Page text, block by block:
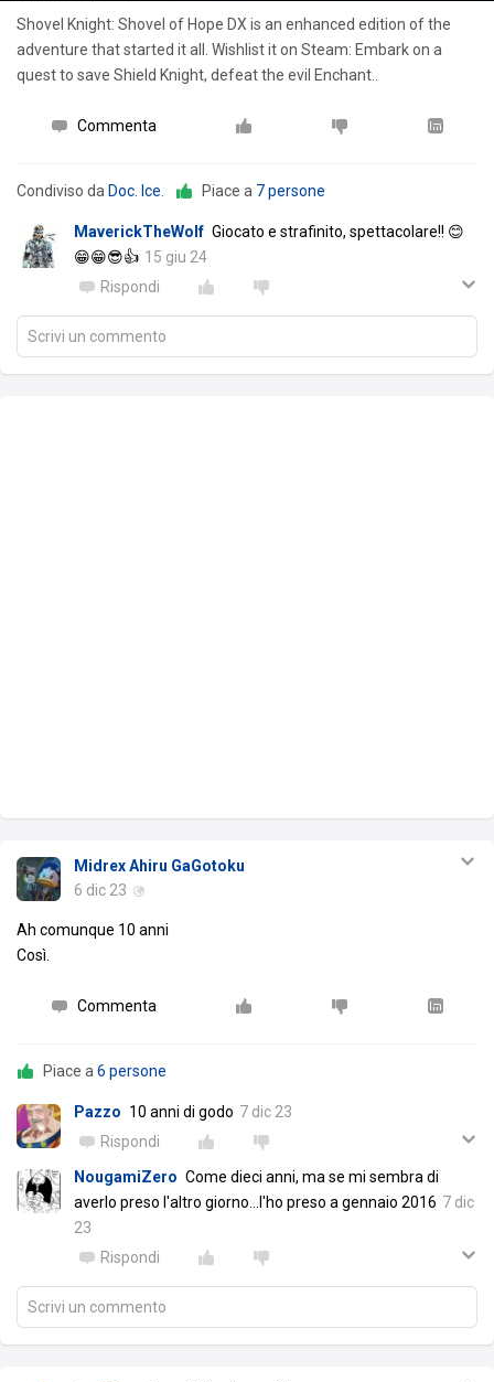
Shovel Knight: Shovel of Hope DX is an enhanced edition of the
adventure that started it all. Wishlist it on Steam: Embark on a
quest to save Shield Knight, defeat the evil Enchant..
Commenta
Condiviso da Doc. Ice Piace a 7 persone
MaverickTheWolf Giocato e strafinito, spettacolare!! 😊
😁😁😎👍 15 giu 24
Rispondi
Scrivi un commento
Midrex Ahiru GaGotoku
6 dic 23
Ah comunque 10 anni
Così.
Commenta
Piace a 6 persone
Pazzo 10 anni di godo 7 dic 23
Rispondi
NougamiZero Come dieci anni, ma se mi sembra di
averlo preso l'altro giorno...l'ho preso a gennaio 2016 7 dic
23
Rispondi
Scrivi un commento